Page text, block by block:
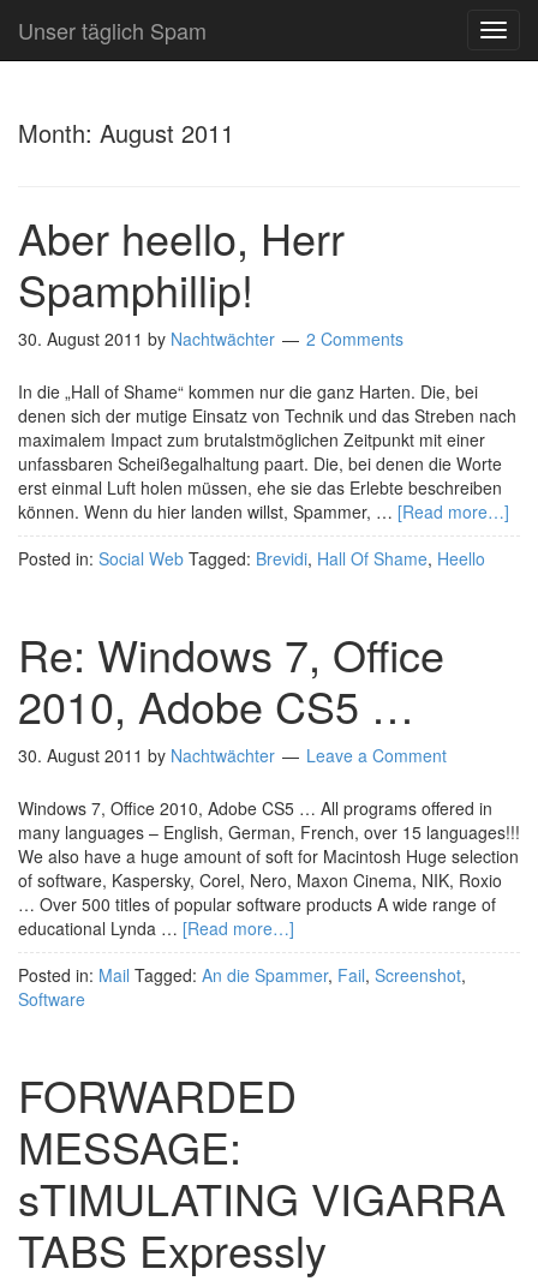
Unser täglich Spam
Month: August 2011
Aber heello, Herr
Spamphillip!
30. August 2011 by Nachtwächter 2 Comments
In die „Hall of Shame“ kommen nur die ganz Harten. Die, bei
denen sich der mutige Einsatz von Technik und das Streben nach
maximalem Impact zum brutalstmöglichen Zeitpunkt mit einer
unfassbaren Scheißegalhaltung paart. Die, bei denen die Worte
erst einmal Luft holen müssen, ehe sie das Erlebte beschreiben
können. Wenn du hier landen willst, Spammer, … [Read more…]
Posted in: Social Web Tagged: Brevidi, Hall Of Shame, Heello
Re: Windows 7, Office
2010, Adobe CS5 …
30. August 2011 by Nachtwächter Leave a Comment
Windows 7, Office 2010, Adobe CS5 … All programs offered in
many languages – English, German, French, over 15 languages!!!
We also have a huge amount of soft for Macintosh Huge selection
of software, Kaspersky, Corel, Nero, Maxon Cinema, NIK, Roxio
… Over 500 titles of popular software products A wide range of
educational Lynda … [Read more…]
Posted in: Mail Tagged: An die Spammer, Fail, Screenshot,
Software
FORWARDED
MESSAGE:
sTIMULATING VIGARRA
TABS Expressly